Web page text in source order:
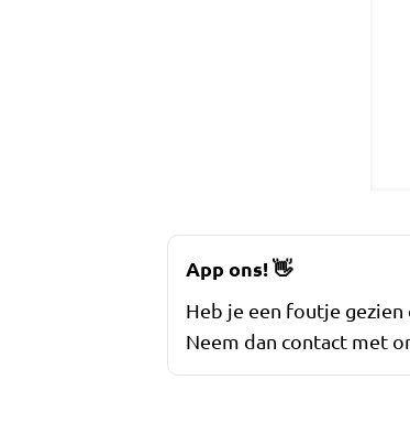
App ons!👋
Heb je een foutje
Neem dan contact met